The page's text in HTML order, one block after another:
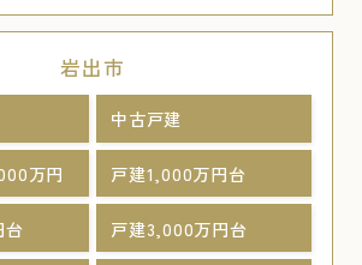
岩出市
中古戸建
万円 戸建1,000万円台
戸建3,000万円台